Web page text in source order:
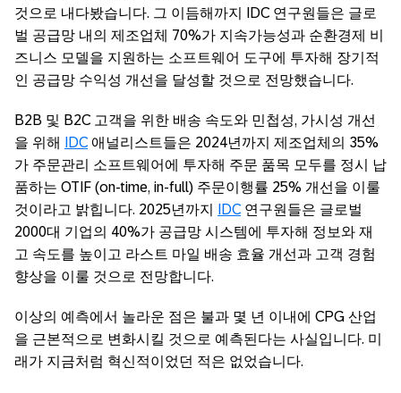
것으로 내다봤습니다. 그 이듬해까지 IDC 연구원들은 글로
벌 공급망 내의 제조업체 70%가 지속가능성과 순환경제 비
즈니스 모델을 지원하는 소프트웨어 도구에 투자해 장기적
인 공급망 수익성 개선을 달성할 것으로 전망했습니다.
B2B 및 B2C 고객을 위한 배송 속도와 민첩성, 가시성 개선
을 위해
IDC 애널리스트들은 2024년까지 제조업체의 35%
가 주문관리 소프트웨어에 투자해 주문 품목 모두를 정시 납
품하는 OTIF (on-time, in-full) 주문이행률 25% 개선을 이룰
것이라고 밝힙니다. 2025년까지
IDC 연구원들은 글로벌
2000대 기업의 40%가 공급망 시스템에 투자해 정보와 재
고 속도를 높이고 라스트 마일 배송 효율 개선과 고객 경험
향상을 이룰 것으로 전망합니다.
이상의 예측에서 놀라운 점은 불과 몇 년 이내에 CPG 산업
을 근본적으로 변화시킬 것으로 예측된다는 사실입니다. 미
래가 지금처럼 혁신적이었던 적은 없었습니다.